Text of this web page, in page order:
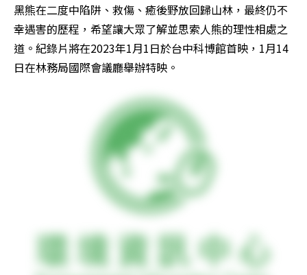
黑熊在二度中陷阱、救傷、癒後野放回歸山林，最終仍不
幸遇害的歷程，希望讓大眾了解並思索人熊的理性相處之
道。紀錄片將在2023年1月1日於台中科博館首映，1月14
日在林務局國際會議廳舉辦特映。